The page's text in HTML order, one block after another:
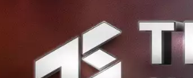
ระบบนี้เพิ่มความสามารถใน
ประโยชน์อย่างยิ่งสำหรับผู้ที่
สามารถเคลื่อนไหวร่างกายได้